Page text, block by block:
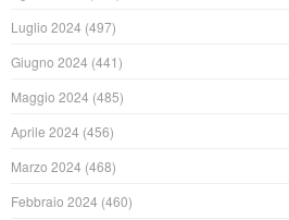
Luglio 2024 (497)
Giugno 2024 (441)
Maggio 2024 (485)
Aprile 2024 (456)
Marzo 2024 (468)
Febbraio 2024 (460)